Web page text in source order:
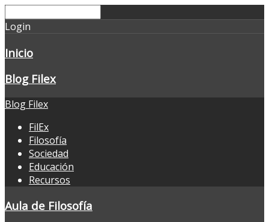
Login
Inicio
Blog Filex
Blog Filex
FilEx
Filosofía
Sociedad
Educación
Recursos
Aula de Filosofía